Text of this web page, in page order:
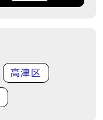
高津区